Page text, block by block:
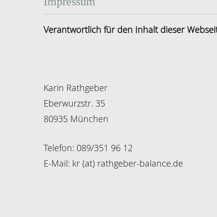
Verantwortlich für den Inhalt dieser
Karin Rathgeber
Eberwurzstr. 35
80935 München
Telefon: 089/351 96 12
E-Mail: kr (at) rathgeber-balance.de